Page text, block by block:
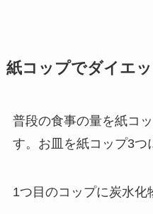
紙コップでダイエッ
普段の食事の量を紙コ
す。お皿を紙コップ3つ
1つ目のコップに炭水化